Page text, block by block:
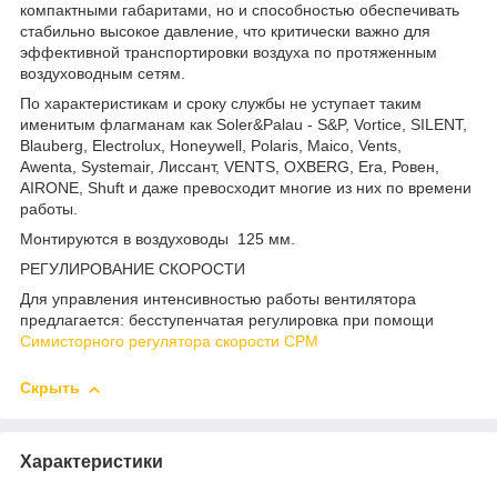
компактными габаритами, но и способностью обеспечивать
стабильно высокое давление, что критически важно для
эффективной транспортировки воздуха по протяженным
воздуховодным сетям.
По характеристикам и сроку службы не уступает таким
именитым флагманам как Soler&Palau - S&P, Vortice, SILENT,
Blauberg, Electrolux, Honeywell, Polaris, Maico, Vents,
Awenta, Systemair, Лиссант, VENTS, OXBERG, Era, Ровен,
AIRONE, Shuft и даже превосходитмногие из них по времени
работы.
Монтируются в воздуховоды 125 мм.
РЕГУЛИРОВАНИЕ СКОРОСТИ
Для управления интенсивностью работы вентилятора
предлагается: бесступенчатая регулировка при помощи
Симисторного регулятора скорости СРМ
Скрыть
Характеристики